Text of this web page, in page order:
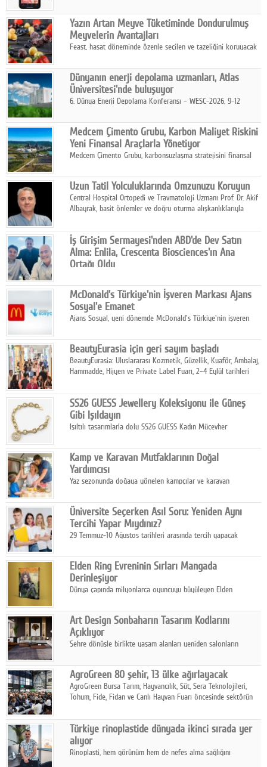
ekonomi ile gerçek dünya alışveriş deneyimi arasında köprü
kurmayı hedefleyen vizyonuyla uluslararası pazarlara açılıyor.
Yazın Artan Meyve Tüketiminde Dondurulmuş
Meyvelerin Avantajları
Feast, hasat döneminde özenle seçilen ve tazeliğini koruyacak
pratik, güvenilir ve lezzetli bir alternatif sunuyor.
Dünyanın enerji depolama uzmanları, Atlas
Üniversitesi'nde buluşuyor
6. Dünya Enerji Depolama Konferansı – WESC-2026, 9-12
sahipliğinde gerçekleştirilecek.
Medcem Çimento Grubu, Karbon Maliyet Riskini
Yeni Finansal Araçlarla Yönetiyor
Medcem Çimento Grubu, karbonsuzlaşma stratejisini finansal
Uzun Tatil Yolculuklarında Omzunuzu Koruyun
Central Hospital Ortopedi ve Travmatoloji Uzmanı Prof. Dr. Akif
Albayrak, basit önlemler ve doğru oturma alışkanlıklarıyla
İş Girişim Sermayesi'nden ABD'de Dev Satın
Alma: Enlila, Crescenta Biosciences'ın Ana
Ortağı Oldu
stratejisini uluslararası ölçeğe taşıyan satın alma hamlesini
tamamladı.
McDonald's Türkiye'nin İşveren Markası Ajans
Sosyal'e Emanet
Ajans Sosyal, yeni dönemde McDonald's Türkiye'nin işveren
BeautyEurasia için geri sayım başladı
BeautyEurasia: Uluslararası Kozmetik, Güzellik, Kuaför, Ambalaj,
Hammadde, Hijyen ve Private Label Fuarı, 2–4 Eylül tarihleri
SS26 GUESS Jewellery Koleksiyonu ile Güneş
Gibi Işıldayın
Işıltılı tasarımlarla dolu SS26 GUESS Kadın Mücevher
dokunuşunu taşıyor.
Kamp ve Karavan Mutfaklarının Doğal
Yardımcısı
Yaz sezonunda doğaya yönelen kampçılar ve karavan
temizlik sağlayan, çevreye duyarlı bitkisel içerikli ürünleri tercih
ediyor.
Üniversite Seçerken Asıl Soru: Yeniden Aynı
Tercihi Yapar Mıydınız?
29 Temmuz-10 Ağustos tarihleri arasında tercih yapacak
Elden Ring Evreninin Sırları Mangada
Derinleşiyor
Dünya çapında milyonlarca oyuncuyu büyüleyen Elden
aksiyonu ve karanlık fantastik atmosferi bir araya getirmeyi
sürdürüyor.
Art Design Sonbaharın Tasarım Kodlarını
Açıklıyor
Şehre dönüşle birlikte yaşam alanları yeniden salonların
sonbaharın tasarım kodlarını açıklıyor.
AgroGreen 80 şehir, 13 ülke ağırlayacak
AgroGreen Bursa Tarım, Hayvancılık, Süt, Sera Teknolojileri,
Tohum, Fide, Fidan ve Canlı Hayvan Fuarı öncesinde sektörün
Türkiye rinoplastide dünyada ikinci sırada yer
alıyor
Rinoplasti, hem görünüm hem de nefes alma sağlığını